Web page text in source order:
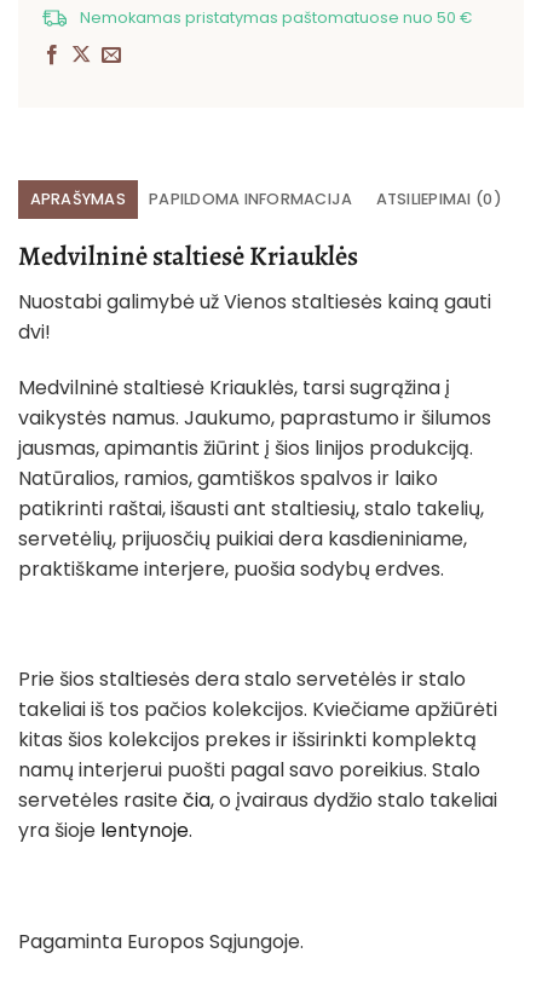
Nemokamas pristatymas paštomatuose nuo 50 €
APRAŠYMAS PAPILDOMA INFORMACIJA ATSILIEPIMAI (0)
Medvilninė staltiesė Kriauklės
Nuostabi galimybė už Vienos staltiesės kainą gauti
dvi!
Medvilninė staltiesė Kriauklės, tarsi sugrąžina į
vaikystės namus. Jaukumo, paprastumo ir šilumos
jausmas, apimantis žiūrint į šios linijos produkciją.
Natūralios, ramios, gamtiškos spalvos ir laiko
patikrinti raštai, išausti ant staltiesių, stalo takelių,
servetėlių, prijuosčių puikiai dera kasdieniniame,
praktiškame interjere, puošia sodybų erdves.
Prie šios staltiesės dera stalo servetėlės ir stalo
takeliai iš tos pačios kolekcijos. Kviečiame apžiūrėti
kitas šios kolekcijos prekes ir išsirinkti komplektą
namų interjerui puošti pagal savo poreikius. Stalo
servetėles rasitečia, o įvairaus dydžio stalo takeliai
yra šioje lentynoje.
Pagaminta Europos Sąjungoje.